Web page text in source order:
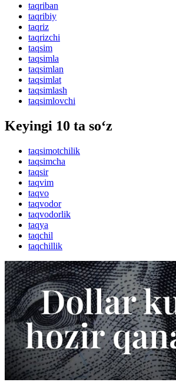
taqriban
taqribiy
taqriz
taqrizchi
taqsim
taqsimla
taqsimlan
taqsimlat
taqsimlash
taqsimlovchi
Keyingi 10 ta so‘z
taqsimotchilik
taqsimcha
taqsir
taqvim
taqvo
taqvodor
taqvodorlik
taqya
taqchil
taqchillik